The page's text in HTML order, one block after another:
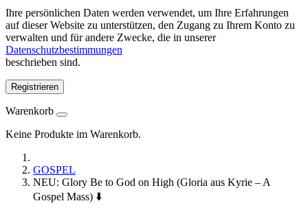
Ihre persönlichen Daten werden verwendet, um Ihre Erfahrungen
auf dieser Website zu unterstützen, den Zugang zu Ihrem Konto zu
verwalten und für andere Zwecke, die in unserer
Datenschutzbestimmungen
beschrieben sind.
Registrieren
Warenkorb
Keine Produkte im Warenkorb.
GOSPEL
NEU: Glory Be to God on High (Gloria aus Kyrie – A
Gospel Mass) ⬇️